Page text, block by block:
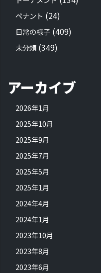
ペナント (24)
日常の様子 (409)
未分類 (349)
アーカイブ
2026年1月
2025年10月
2025年9月
2025年7月
2025年5月
2025年1月
2024年4月
2024年1月
2023年10月
2023年8月
2023年6月